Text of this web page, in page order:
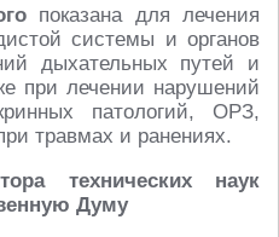
показана для лечения
системы и органов
дыхательных путей и
при лечении нарушений
патологий, ОРЗ,
травмах и ранениях.
технических наук
Думу